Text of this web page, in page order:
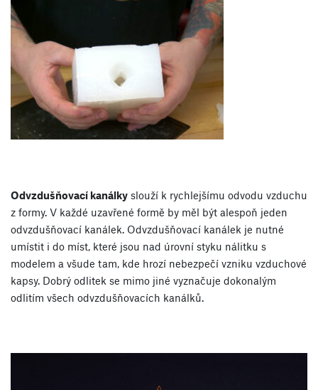
Odvzdušňovací kanálky slouží k rychlejšímu odvodu vzduchu
z formy. V každé uzavřené formě by měl být alespoň jeden
odvzdušňovací kanálek. Odvzdušňovací kanálek je nutné
umístit i do míst, které jsou nad úrovní styku nálitku s
modelem a všude tam, kde hrozí nebezpečí vzniku vzduchové
kapsy. Dobrý odlitek se mimo jiné vyznačuje dokonalým
odlitím všech odvzdušňovacích kanálků.